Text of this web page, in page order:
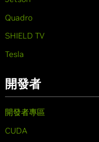
Quadro
SHIELD TV
Tesla
開發者
開發者專區
CUDA